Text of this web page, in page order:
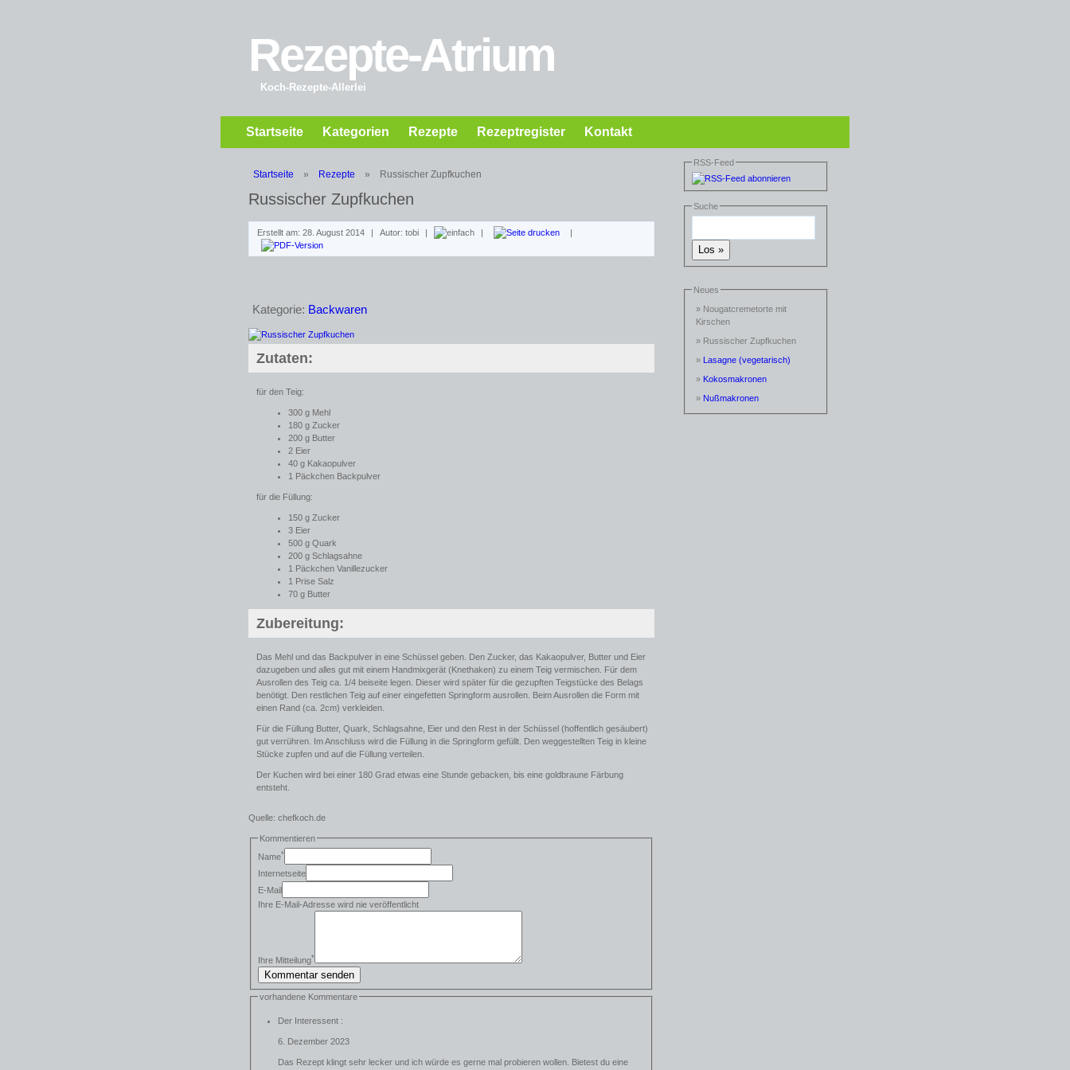
Rezepte-Atrium
Koch-Rezepte-Allerlei
Startseite Kategorien Rezepte Rezeptregister Kontakt
Startseite » Rezepte » Russischer Zupfkuchen
Russischer Zupfkuchen
Erstellt am: 28. August 2014 | Autor: tobi | | |
Kategorie: Backwaren
Zutaten:
für den Teig:
300 g Mehl
180 g Zucker
200 g Butter
2 Eier
40 g Kakaopulver
1 Päckchen Backpulver
für die Füllung:
150 g Zucker
3 Eier
500 g Quark
200 g Schlagsahne
1 Päckchen Vanillezucker
1 Prise Salz
70 g Butter
Zubereitung:
Das Mehl und das Backpulver in eine Schüssel geben. Den Zucker, das Kakaopulver, Butter und Eier
dazugeben und alles gut mit einem Handmixgerät (Knethaken) zu einem Teig vermischen. Für dem
Ausrollen des Teig ca. 1/4 beiseite legen. Dieser wird später für die gezupften Teigstücke des Belags
benötigt. Den restlichen Teig auf einer eingefetten Springform ausrollen. Beim Ausrollen die Form mit
einen Rand (ca. 2cm) verkleiden.
Für die Füllung Butter, Quark, Schlagsahne, Eier und den Rest in der Schüssel (hoffentlich gesäubert)
gut verrühren. Im Anschluss wird die Füllung in die Springform gefüllt. Den weggestellten Teig in kleine
Stücke zupfen und auf die Füllung verteilen.
Der Kuchen wird bei einer 180 Grad etwas eine Stunde gebacken, bis eine goldbraune Färbung
entsteht.
Quelle: chefkoch.de
Kommentieren
Name*
Internetseite
E-Mail
Ihre E-Mail-Adresse wird nie veröffentlicht
Ihre Mitteilung*
vorhandene Kommentare
Der Interessent :
6. Dezember 2023
Das Rezept klingt sehr lecker und ich würde es gerne mal probieren wollen. Bietest du eine
RSS-Feed
Suche
Neues
» Nougatcremetorte mit
Kirschen
» Russischer Zupfkuchen
» Lasagne (vegetarisch)
» Kokosmakronen
» Nußmakronen